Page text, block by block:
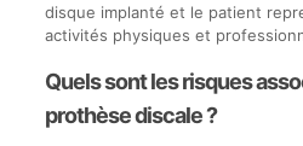
disque implanté et le patient
activités physiques et
Quels sont les risques
prothèse discale ?